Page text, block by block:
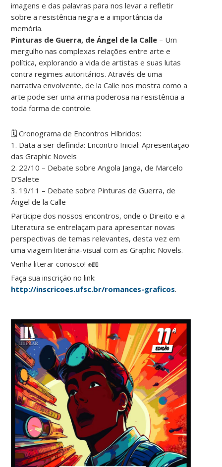
imagens e das palavras para nos levar a refletir
sobre a resistência negra e a importância da
memória.
Pinturas de Guerra, de Ángel de la Calle – Um
mergulho nas complexas relações entre arte e
política, explorando a vida de artistas e suas lutas
contra regimes autoritários. Através de uma
narrativa envolvente, de la Calle nos mostra como a
arte pode ser uma arma poderosa na resistência a
toda forma de controle.
🗓 Cronograma de Encontros Híbridos:
1. Data a ser definida: Encontro Inicial: Apresentação
das Graphic Novels
2. 22/10 – Debate sobre Angola Janga, de Marcelo
D’Salete
3. 19/11 – Debate sobre Pinturas de Guerra, de
Ángel de la Calle
Participe dos nossos encontros, onde o Direito e a
Literatura se entrelaçam para apresentar novas
perspectivas de temas relevantes, desta vez em
uma viagem literária-visual com as Graphic Novels.
Venha literar conosco! ✊📖
Faça sua inscrição no link:
http://inscricoes.ufsc.br/romances-graficos.